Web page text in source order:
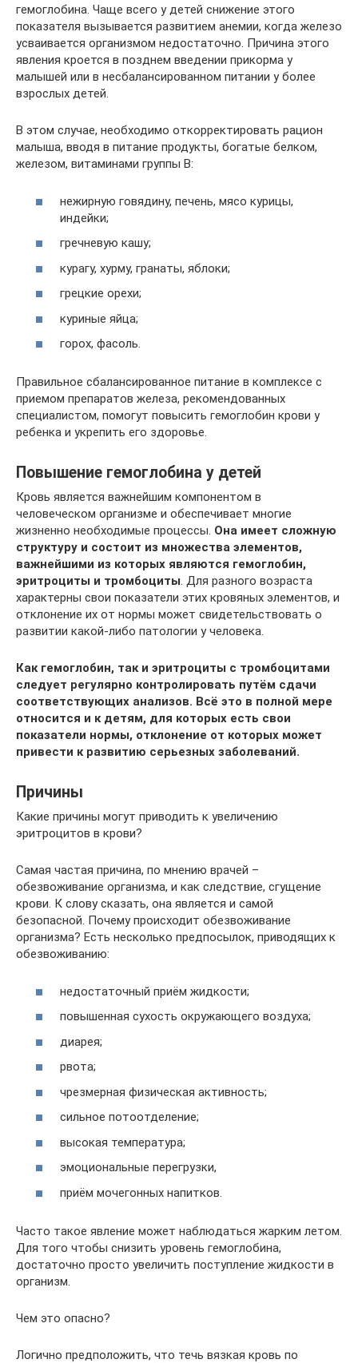
гемоглобина. Чаще всего у детей снижение этого
показателя вызывается развитием анемии, когда железо
усваивается организмом недостаточно. Причина этого
явления кроется в позднем введении прикорма у
малышей или в несбалансированном питании у более
взрослых детей.
В этом случае, необходимо откорректировать рацион
малыша, вводя в питание продукты, богатые белком,
железом, витаминами группы B:
нежирную говядину, печень, мясо курицы,
индейки;
гречневую кашу;
курагу, хурму, гранаты, яблоки;
грецкие орехи;
куриные яйца;
горох, фасоль.
Правильное сбалансированное питание в комплексе с
приемом препаратов железа, рекомендованных
специалистом, помогут повысить гемоглобин крови у
ребенка и укрепить его здоровье.
Повышение гемоглобина у детей
Кровь является важнейшим компонентом в
человеческом организме и обеспечивает многие
жизненно необходимые процессы. Она имеет сложную
структуру и состоит из множества элементов,
важнейшими из которых являются гемоглобин,
эритроциты и тромбоциты. Для разного возраста
характерны свои показатели этих кровяных элементов, и
отклонение их от нормы может свидетельствовать о
развитии какой-либо патологии у человека.
Как гемоглобин, так и эритроциты с тромбоцитами
следует регулярно контролировать путём сдачи
соответствующих анализов. Всё это в полной мере
относится и к детям, для которых есть свои
показатели нормы, отклонение от которых может
привести к развитию серьезных заболеваний.
Причины
Какие причины могут приводить к увеличению
эритроцитов в крови?
Самая частая причина, по мнению врачей –
обезвоживание организма, и как следствие, сгущение
крови. К слову сказать, она является и самой
безопасной. Почему происходит обезвоживание
организма? Есть несколько предпосылок, приводящих к
обезвоживанию:
недостаточный приём жидкости;
повышенная сухость окружающего воздуха;
диарея;
рвота;
чрезмерная физическая активность;
сильное потоотделение;
высокая температура;
эмоциональные перегрузки,
приём мочегонных напитков.
Часто такое явление может наблюдаться жарким летом.
Для того чтобы снизить уровень гемоглобина,
достаточно просто увеличить поступление жидкости в
организм.
Чем это опасно?
Логично предположить, что течь вязкая кровь по